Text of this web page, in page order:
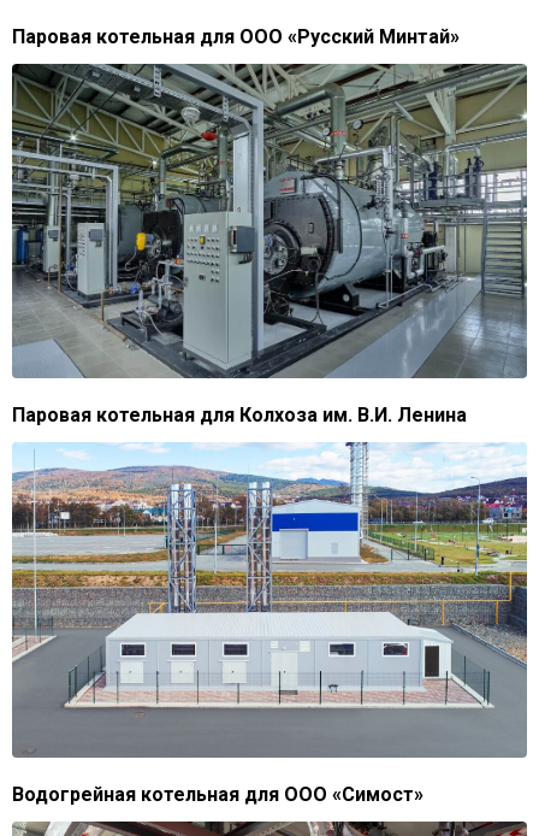
Паровая котельная для ООО «Русский Минтай»
Паровая котельная для Колхоза им. В.И. Ленина
Водогрейная котельная для ООО «Симост»